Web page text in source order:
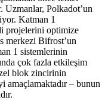
Uzmanlar, Polkadot’un
Katman 1
projelerini optimize
merkezi Bifrost’un
1 sistemlerinin
çok fazla etkileşim
blok zincirinin
amaçlamaktadır – bunun